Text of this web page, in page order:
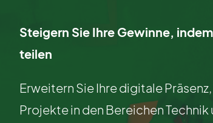
Steigern Sie Ihre Gewinne,
teilen
Erweitern Sie Ihre digitale
Projekte in den Bereichen